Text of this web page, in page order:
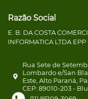
Razão Social
E. B. DA COSTA
INFORMATICA LTDA EPP
Rua Sete de
Lombardo e/San
Este, Alto Paraná,
CEP: 89010-203 -